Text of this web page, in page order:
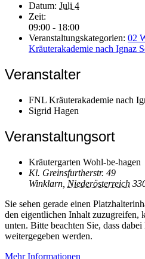
Datum: Juli 4
Zeit:
09:00 - 18:00
Veranstaltungskategorien: 02
Kräuterakademie nach Ignaz
Veranstalter
FNL Kräuterakademie nach
Sigrid Hagen
Veranstaltungsort
Kräutergarten Wohl-be-hagen
Kl. Greinsfurtherstr. 49
Winklarn Niederösterreich
Sie sehen gerade einen
den eigentlichen Inhalt zuzugreifen,
unten. Bitte beachten Sie, dass
weitergegeben werden.
Mehr Informationen